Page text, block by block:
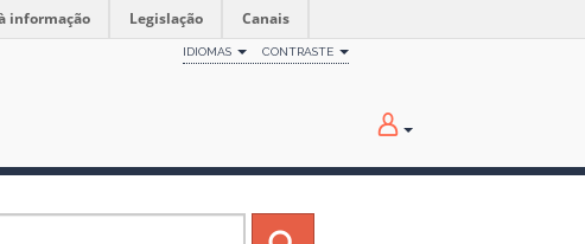
informação Legislação Canais
IDIOMAS CONTRASTE